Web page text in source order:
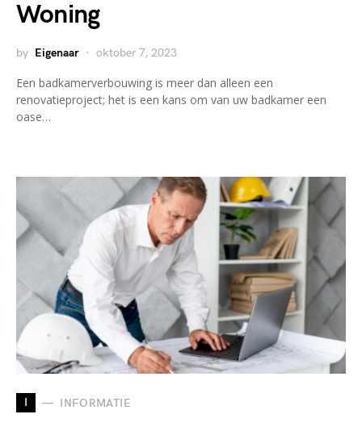
Woning
by Eigenaar oktober 7, 2023
Een badkamerverbouwing is meer dan alleen een
renovatieproject; het is een kans om van uw badkamer een
oase…
I INFORMATIE